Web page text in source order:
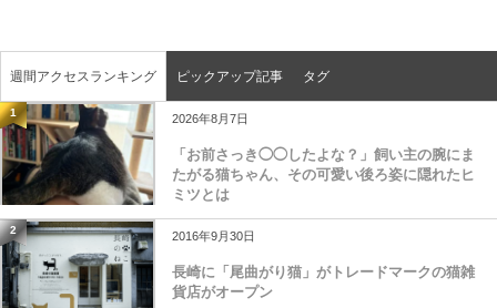
週間アクセスランキング ピックアップ記事 タグ
1 2026年8月7日
「お前さっき◯◯したよな？」飼い主の腕にま
たがる猫ちゃん、その可愛い後ろ姿に隠れたヒ
ミツとは
2 2016年9月30日
長崎に「尾曲がり猫」がトレードマークの猫雑
貨店がオープン